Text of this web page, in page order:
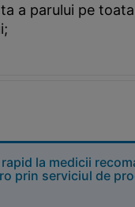
a parului pe
la medicii
prin serviciul de